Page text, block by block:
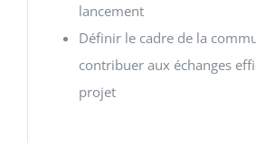
lancement
Définir le cadre de la
contribuer aux échanges
projet